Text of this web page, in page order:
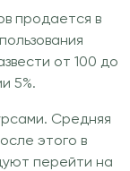
продается в
от 100 до
5%.
Средняя
этого в
перейти на